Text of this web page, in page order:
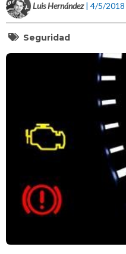
Luis Hernández | 4/5/2018
Seguridad